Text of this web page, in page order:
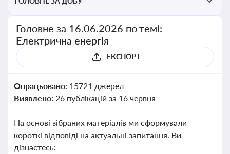
Головне за 16.06.2026 по темі:
Електрична енергія
ЕКСПОРТ
Опрацьовано: 15721 джерел
Виявлено: 26 публікацій за 16 червня
На основі зібраних матеріалів ми сформували
короткі відповіді на актуальні запитання. Ви
дізнаєтесь: